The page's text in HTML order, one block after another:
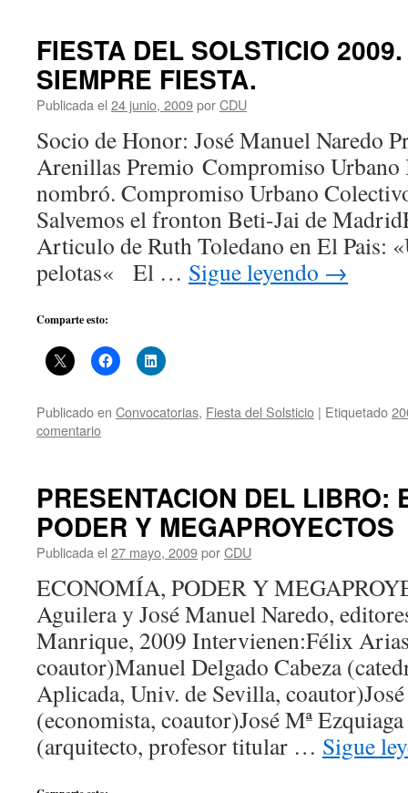
FIESTA DEL SOLSTICIO
SIEMPRE FIESTA.
Publicada el 24 junio, 2009porCDU
Socio de Honor: José Manuel Naredo
Arenillas Premio Compromiso
nombró. Compromiso Urbano
Salvemos el fronton Beti-Jai de
Articulo de Ruth Toledano en El Pais:
pelotas« El … Sigue leyendo →
Comparte esto:
Publicado en Convocatorias, Fiesta del Solsticio | Etiquetado
comentario
PRESENTACION DEL LIBRO:
PODER Y MEGAPROYECTOS
Publicada el 27 mayo, 2009porCDU
ECONOMÍA, PODER Y
Aguilera y José Manuel Naredo,
Manrique, 2009 Intervienen:Félix
coautor)Manuel Delgado Cabeza
Aplicada, Univ. de Sevilla,
(economista, coautor)José Mª
(arquitecto, profesor titular … Sigue